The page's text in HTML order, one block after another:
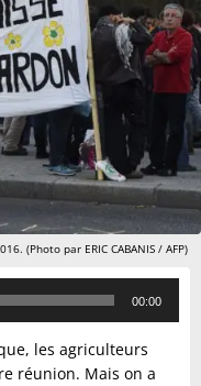
(Photo par ERIC CABANIS / AFP)
00:00
les agriculteurs
réunion. Mais on a